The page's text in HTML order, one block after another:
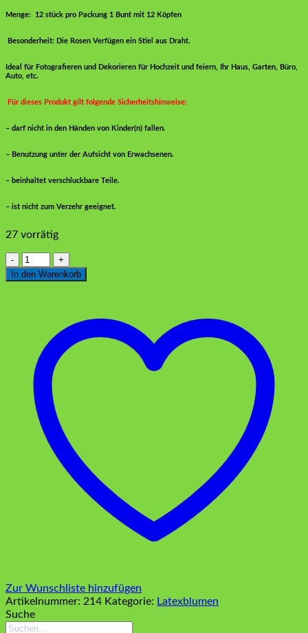
Menge: 12 stück pro Packung 1 Bunt mit 12 Köpfen
Besonderheit: Die Rosen Verfügen ein Stiel aus Draht.
Ideal für Fotografieren und Dekorieren für Hochzeit und feiern, Ihr Haus, Garten, Büro,
Auto, etc.
Für dieses Produkt gilt folgende Sicherheitshinweise:
– darf nicht in den Händen von Kinder(n) fallen.
– Benutzung unter der Aufsicht von Erwachsenen.
– beinhaltet verschluckbare Teile.
– ist nicht zum Verzehr geeignet.
27 vorrätig
Latexblumen
Fushia
12
In den Warenkorb
Zur Wunschliste hinzufügen
Artikelnummer: 214 Kategorie: Latexblumen
Suche
Suchen